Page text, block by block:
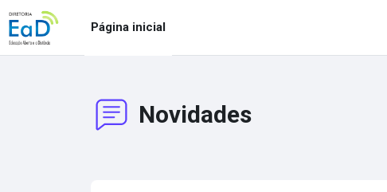
Ir para o conteúdo principal
Página inicial
Novidades